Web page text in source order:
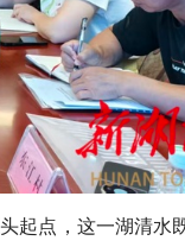
起点，这一湖清水